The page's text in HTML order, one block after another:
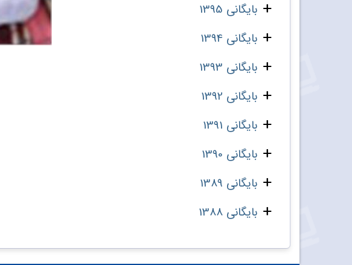
بایگانی 1395
بایگانی 1394
بایگانی 1393
بایگانی 1392
بایگانی 1391
بایگانی 1390
بایگانی 1389
بایگانی 1388